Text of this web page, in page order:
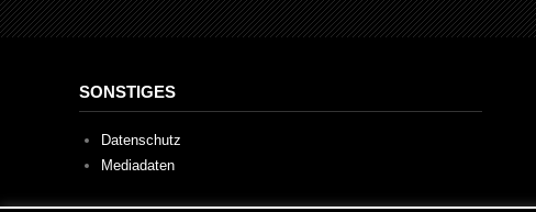
SONSTIGES
Datenschutz
Mediadaten